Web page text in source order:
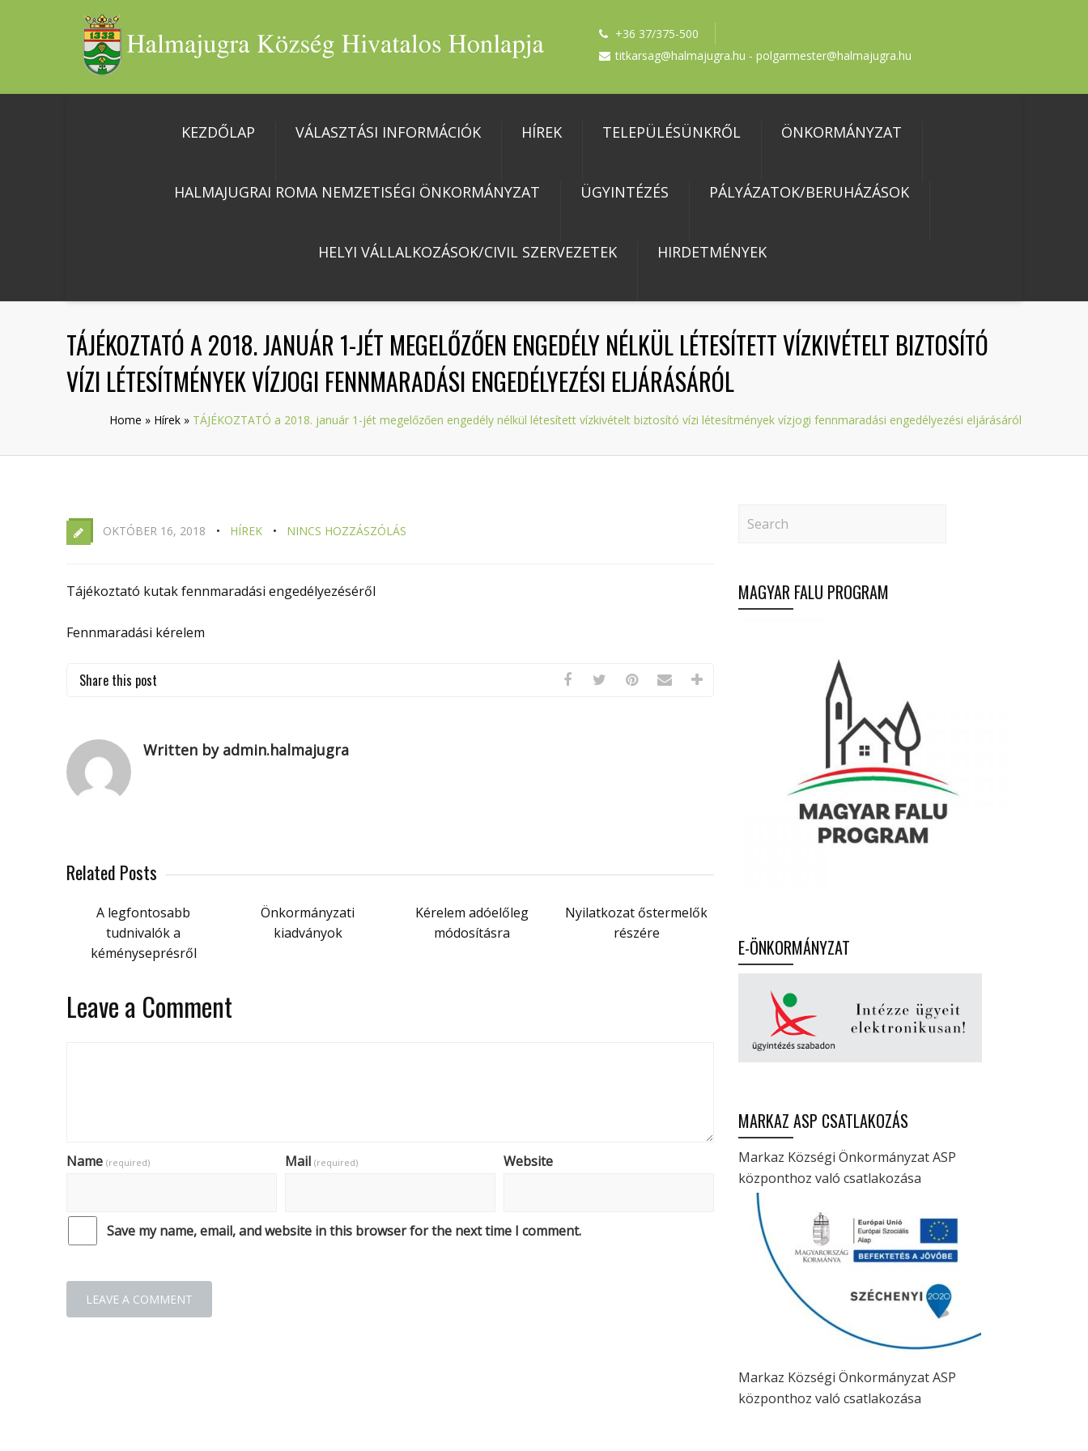
+36 37/375-500
titkarsag@halmajugra.hu - polgarmester@halmajugra.hu
KEZDŐLAP VÁLASZTÁSI INFORMÁCIÓK HÍREK TELEPÜLÉSÜNKRŐL ÖNKORMÁNYZAT
HALMAJUGRAI ROMA NEMZETISÉGI ÖNKORMÁNYZAT ÜGYINTÉZÉS PÁLYÁZATOK/BERUHÁZÁSOK
HELYI VÁLLALKOZÁSOK/CIVIL SZERVEZETEK HIRDETMÉNYEK
TÁJÉKOZTATÓ A 2018. JANUÁR 1-JÉT MEGELŐZŐEN ENGEDÉLY NÉLKÜL LÉTESÍTETT VÍZKIVÉTELT BIZTOSÍTÓ
VÍZI LÉTESÍTMÉNYEK VÍZJOGI FENNMARADÁSI ENGEDÉLYEZÉSI ELJÁRÁSÁRÓL
Home » Hírek » TÁJÉKOZTATÓ a 2018. január 1-jét megelőzően engedély nélkül létesített vízkivételt biztosító vízi létesítmények vízjogi fennmaradási engedélyezési eljárásáról
OKTÓBER 16, 2018 HÍREK NINCS HOZZÁSZÓLÁS
Tájékoztató kutak fennmaradási engedélyezéséről
Fennmaradási kérelem
Share this post
Written by admin.halmajugra
Related Posts
A legfontosabb
tudnivalók a
kéményseprésről
Önkormányzati
kiadványok
Kérelem adóelőleg
módosításra
Nyilatkozat őstermelők
részére
Leave a Comment
Name (required) Mail (required) Website
Save my name, email, and website in this browser for the next time I comment.
MAGYAR FALU PROGRAM
E-ÖNKORMÁNYZAT
MARKAZ ASP CSATLAKOZÁS
Markaz Községi Önkormányzat ASP
központhoz való csatlakozása
Markaz Községi Önkormányzat ASP
központhoz való csatlakozása